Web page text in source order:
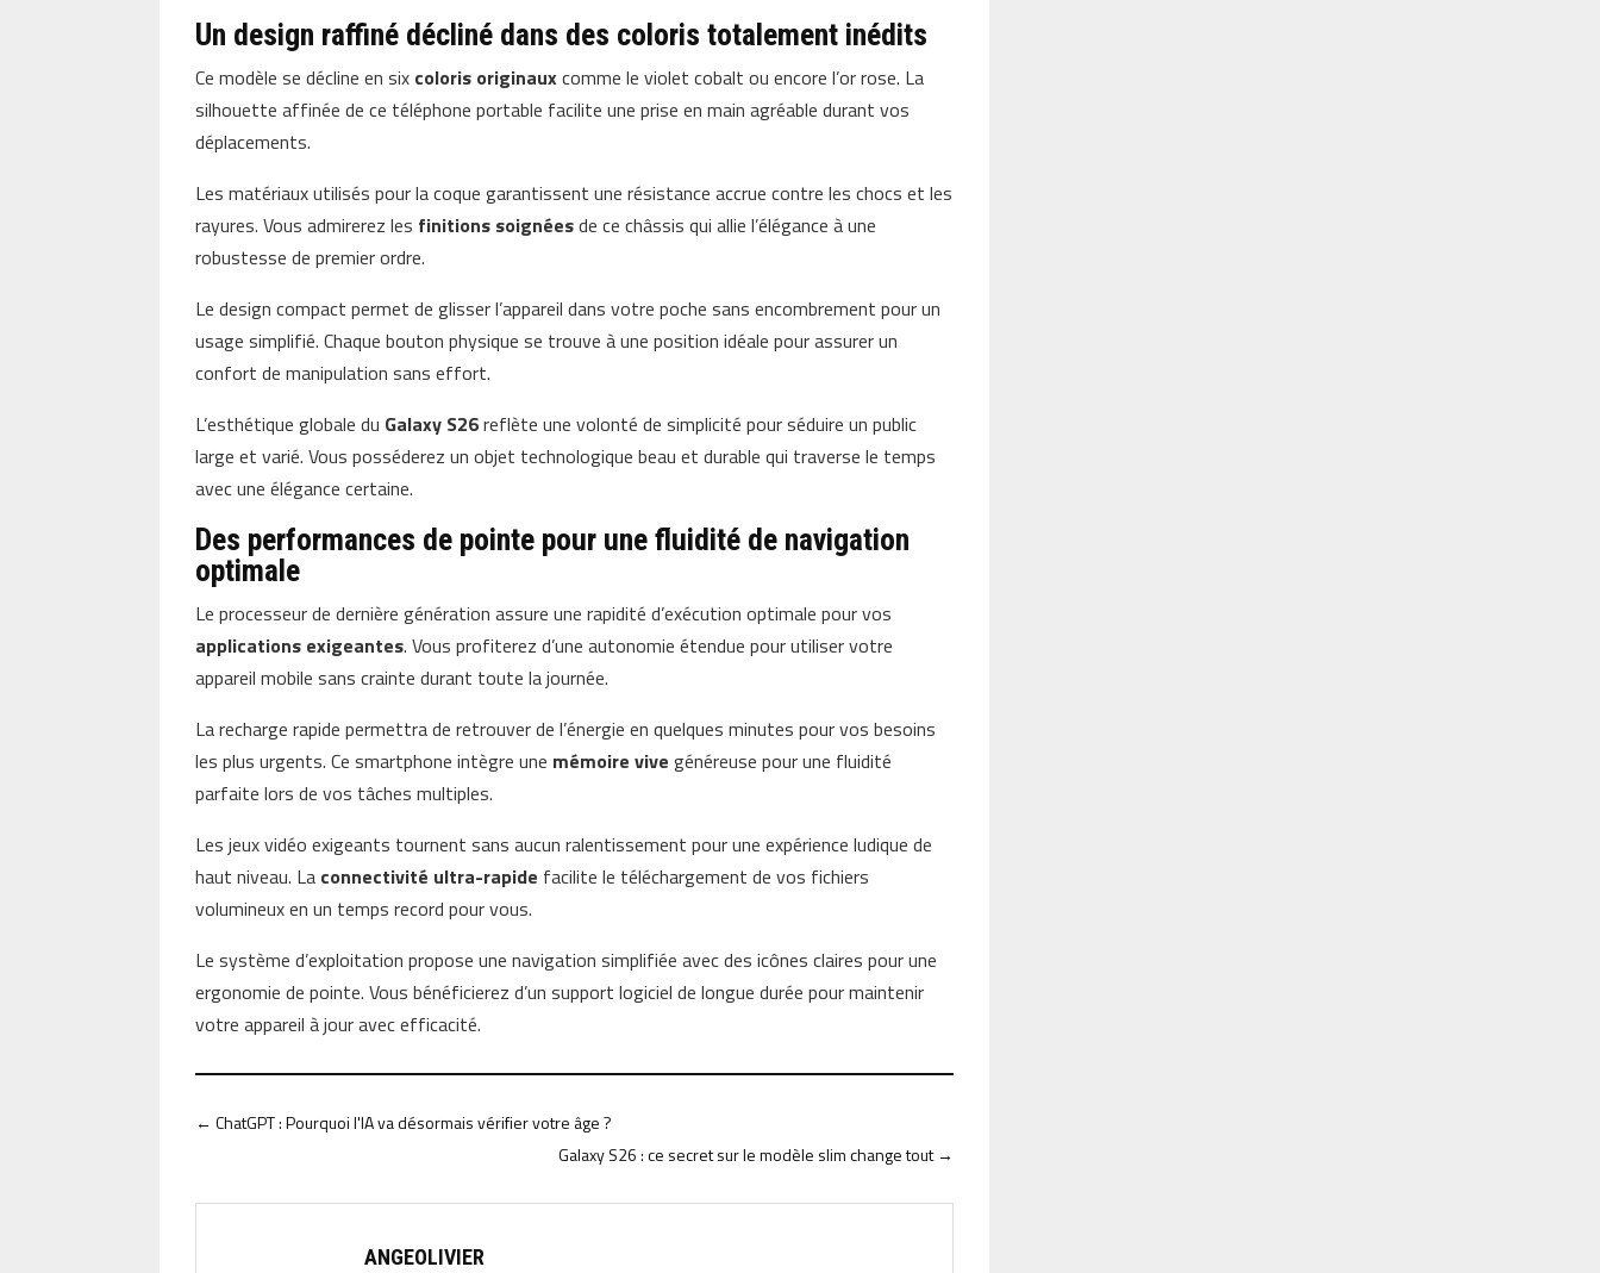
Un design raffiné décliné dans des coloris totalement inédits
Ce modèle se décline en six coloris originauxcomme le violet cobalt ou encore l’or rose. La
silhouette affinée de ce téléphone portable facilite une prise en main agréable durant vos
déplacements.
Les matériaux utilisés pour la coque garantissent une résistance accrue contre les chocs et les
rayures. Vous admirerez les finitions soignéesde ce châssis qui allie l’élégance à une
robustesse de premier ordre.
Le design compact permet de glisser l’appareil dans votre poche sans encombrement pour un
usage simplifié. Chaque bouton physique se trouve à une position idéale pour assurer un
confort de manipulation sans effort.
L’esthétique globale du Galaxy S26reflète une volonté de simplicité pour séduire un public
large et varié. Vous posséderez un objet technologique beau et durable qui traverse le temps
avec une élégance certaine.
Des performances de pointe pour une fluidité de navigation
optimale
Le processeur de dernière génération assure une rapidité d’exécution optimale pour vos
applications exigeantes. Vous profiterez d’une autonomie étendue pour utiliser votre
appareil mobile sans crainte durant toute la journée.
La recharge rapide permettra de retrouver de l’énergie en quelques minutes pour vos besoins
les plus urgents. Ce smartphone intègre une mémoire vive généreuse pour une fluidité
parfaite lors de vos tâches multiples.
Les jeux vidéo exigeants tournent sans aucun ralentissement pour une expérience ludique de
haut niveau. La connectivité ultra-rapide facilite le téléchargement de vos fichiers
volumineux en un temps record pour vous.
Le système d’exploitation propose une navigation simplifiée avec des icônes claires pour une
ergonomie de pointe. Vous bénéficierez d’un support logiciel de longue durée pour maintenir
votre appareil à jour avec efficacité.
←ChatGPT : Pourquoi l'IA va désormais vérifier votre âge ?
Galaxy S26 : ce secret sur le modèle slim change tout→
ANGEOLIVIER